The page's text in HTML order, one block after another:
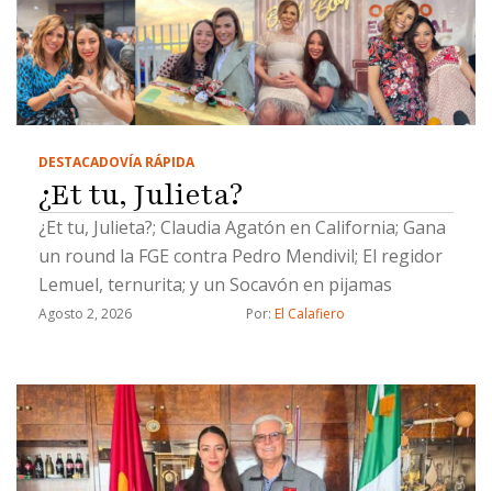
DESTACADOVÍA RÁPIDA
¿Et tu, Julieta?
¿Et tu, Julieta?; Claudia Agatón en California; Gana
un round la FGE contra Pedro Mendivil; El regidor
Lemuel, ternurita; y un Socavón en pijamas
Agosto 2, 2026 Por: El Calafiero